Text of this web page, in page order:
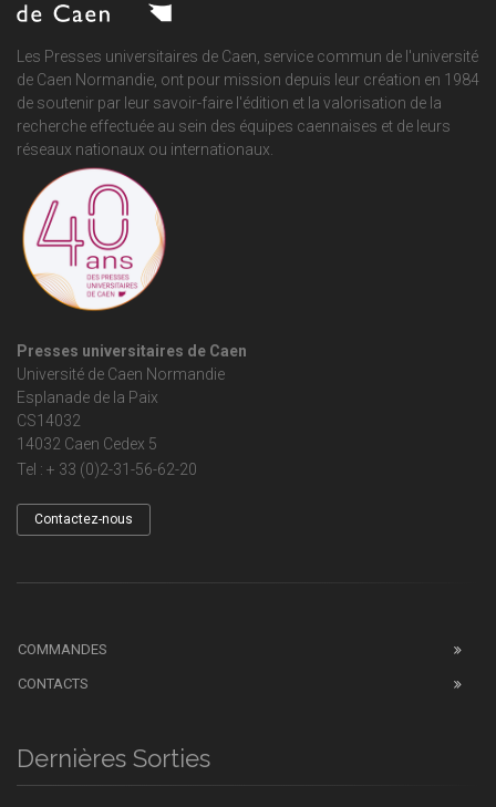
Les Presses universitaires de Caen, service commun de l'université
de Caen Normandie, ont pour mission depuis leur création en 1984
de soutenir par leur savoir-faire l'édition et la valorisation de la
recherche effectuée au sein des équipes caennaises et de leurs
réseaux nationaux ou internationaux.
Presses universitaires de Caen
Université de Caen Normandie
Esplanade de la Paix
CS14032
14032 Caen Cedex 5
Tel : + 33 (0)2-31-56-62-20
Contactez-nous
COMMANDES
CONTACTS
Dernières Sorties